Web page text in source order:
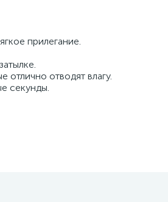
прилегание.
отводят влагу.
секунды.